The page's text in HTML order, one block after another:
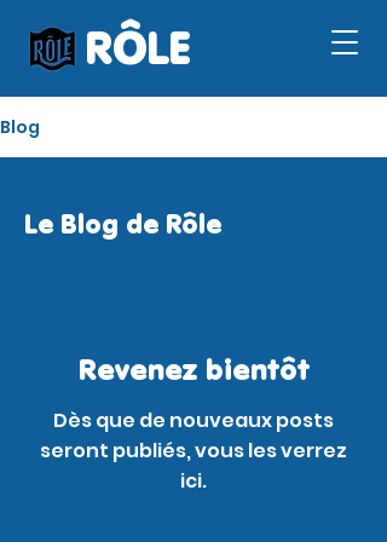
RÔLE
Blog
Le Blog de Rôle
Revenez bientôt
Dès que de nouveaux posts
seront publiés, vous les verrez
ici.